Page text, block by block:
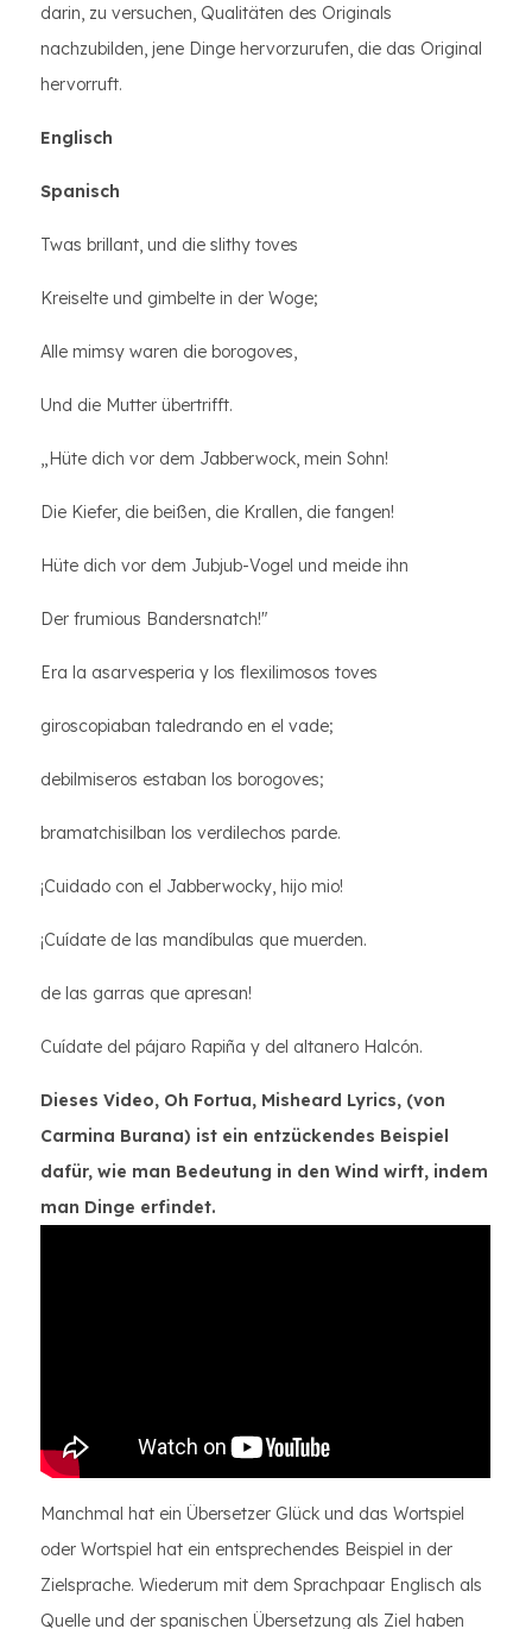
darin, zu versuchen, Qualitäten des Originals
nachzubilden, jene Dinge hervorzurufen, die das Original
hervorruft.
Englisch
Spanisch
Twas brillant, und die slithy toves
Kreiselte und gimbelte in der Woge;
Alle mimsy waren die borogoves,
Und die Mutter übertrifft.
„Hüte dich vor dem Jabberwock, mein Sohn!
Die Kiefer, die beißen, die Krallen, die fangen!
Hüte dich vor dem Jubjub-Vogel und meide ihn
Der frumious Bandersnatch!"
Era la asarvesperia y los flexilimosos toves
giroscopiaban taledrando en el vade;
debilmiseros estaban los borogoves;
bramatchisilban los verdilechos parde.
¡Cuidado con el Jabberwocky, hijo mio!
¡Cuídate de las mandíbulas que muerden.
de las garras que apresan!
Cuídate del pájaro Rapiña y del altanero Halcón.
Dieses Video, Oh Fortua, Misheard Lyrics, (von
Carmina Burana) ist ein entzückendes Beispiel
dafür, wie man Bedeutung in den Wind wirft, indem
man Dinge erfindet.
Manchmal hat ein Übersetzer Glück und das Wortspiel
oder Wortspiel hat ein entsprechendes Beispiel in der
Zielsprache. Wiederum mit dem Sprachpaar Englisch als
Quelle und der spanischen Übersetzung als Ziel haben